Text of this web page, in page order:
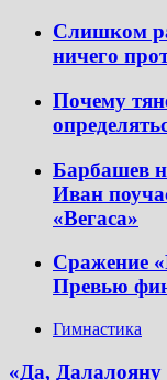
Слишком
ничего
Почему
Барбашев
Иван
«Вегаса»
Сражение
Превью
Гимнастика
«Да, Далалояну